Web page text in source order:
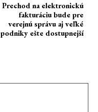
Prechod na elektronickú
fakturáciu bude pre
verejnú správu aj veľké
podniky ešte dostupnejší